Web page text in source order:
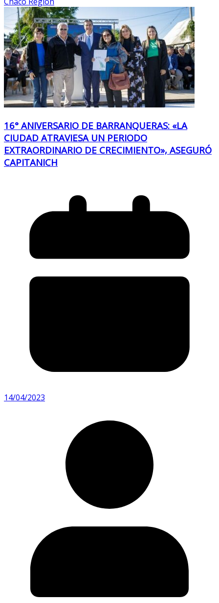
16° ANIVERSARIO DE BARRANQUERAS: «LA
CIUDAD ATRAVIESA UN PERIODO
EXTRAORDINARIO DE CRECIMIENTO», ASEGURÓ
CAPITANICH
14/04/2023